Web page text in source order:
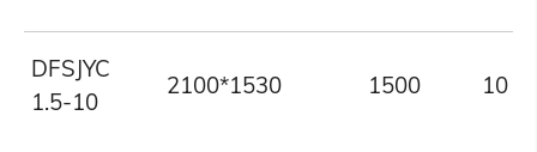
DFSJYC
1.5-10
2100*1530 1500 10